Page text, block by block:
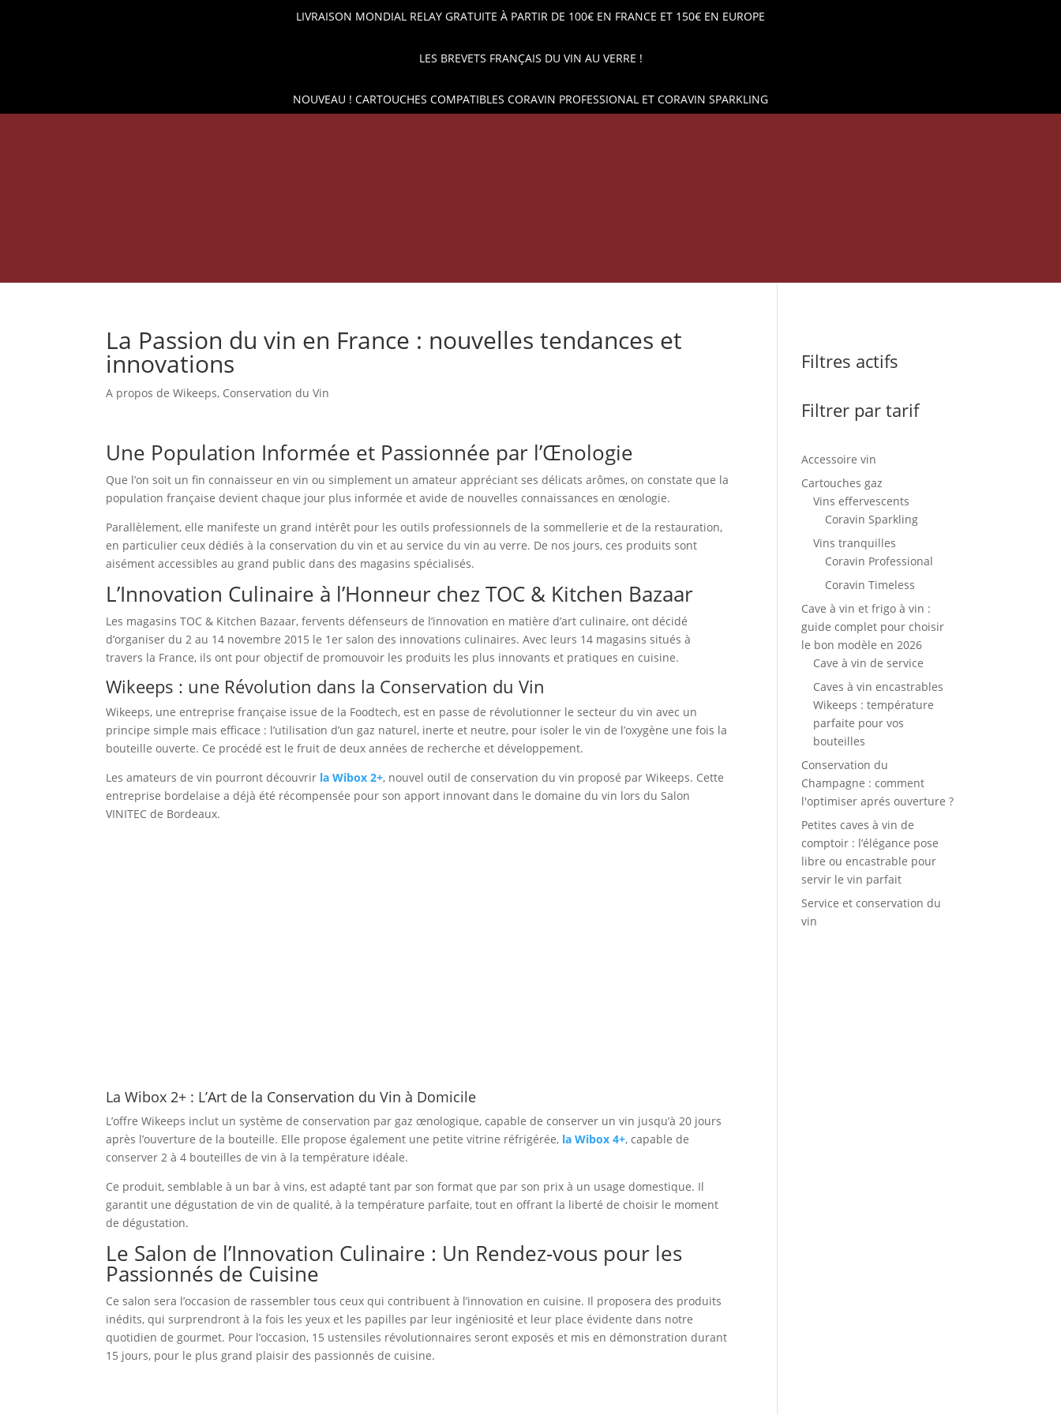
LIVRAISON MONDIAL RELAY GRATUITE À PARTIR DE 100€ EN FRANCE ET 150€ EN EUROPE
LES BREVETS FRANÇAIS DU VIN AU VERRE !
NOUVEAU ! CARTOUCHES COMPATIBLES CORAVIN PROFESSIONAL ET CORAVIN SPARKLING
La Passion du vin en France : nouvelles tendances et
innovations
A propos de Wikeeps, Conservation du Vin
Une Population Informée et Passionnée par l’Œnologie
Que l’on soit un fin connaisseur en vin ou simplement un amateur appréciant ses délicats arômes, on constate que la
population française devient chaque jour plus informée et avide de nouvelles connaissances en œnologie.
Parallèlement, elle manifeste un grand intérêt pour les outils professionnels de la sommellerie et de la restauration,
en particulier ceux dédiés à la conservation du vin et au service du vin au verre. De nos jours, ces produits sont
aisément accessibles au grand public dans des magasins spécialisés.
L’Innovation Culinaire à l’Honneur chez TOC & Kitchen Bazaar
Les magasins TOC & Kitchen Bazaar, fervents défenseurs de l’innovation en matière d’art culinaire, ont décidé
d’organiser du 2 au 14 novembre 2015 le 1er salon des innovations culinaires. Avec leurs 14 magasins situés à
travers la France, ils ont pour objectif de promouvoir les produits les plus innovants et pratiques en cuisine.
Wikeeps : une Révolution dans la Conservation du Vin
Wikeeps, une entreprise française issue de la Foodtech, est en passe de révolutionner le secteur du vin avec un
principe simple mais efficace : l’utilisation d’un gaz naturel, inerte et neutre, pour isoler le vin de l’oxygène une fois la
bouteille ouverte. Ce procédé est le fruit de deux années de recherche et développement.
Les amateurs de vin pourront découvrir la Wibox 2+, nouvel outil de conservation du vin proposé par Wikeeps. Cette
entreprise bordelaise a déjà été récompensée pour son apport innovant dans le domaine du vin lors du Salon
VINITEC de Bordeaux.
La Wibox 2+ : L’Art de la Conservation du Vin à Domicile
L’offre Wikeeps inclut un système de conservation par gaz œnologique, capable de conserver un vin jusqu’à 20 jours
après l’ouverture de la bouteille. Elle propose également une petite vitrine réfrigérée, la Wibox 4+, capable de
conserver 2 à 4 bouteilles de vin à la température idéale.
Ce produit, semblable à un bar à vins, est adapté tant par son format que par son prix à un usage domestique. Il
garantit une dégustation de vin de qualité, à la température parfaite, tout en offrant la liberté de choisir le moment
de dégustation.
Le Salon de l’Innovation Culinaire : Un Rendez-vous pour les
Passionnés de Cuisine
Ce salon sera l’occasion de rassembler tous ceux qui contribuent à l’innovation en cuisine. Il proposera des produits
inédits, qui surprendront à la fois les yeux et les papilles par leur ingéniosité et leur place évidente dans notre
quotidien de gourmet. Pour l’occasion, 15 ustensiles révolutionnaires seront exposés et mis en démonstration durant
15 jours, pour le plus grand plaisir des passionnés de cuisine.
Filtres actifs
Filtrer par tarif
Accessoire vin
Cartouches gaz
Vins effervescents
Coravin Sparkling
Vins tranquilles
Coravin Professional
Coravin Timeless
Cave à vin et frigo à vin :
guide complet pour choisir
le bon modèle en 2026
Cave à vin de service
Caves à vin encastrables
Wikeeps : température
parfaite pour vos
bouteilles
Conservation du
Champagne : comment
l'optimiser aprés ouverture ?
Petites caves à vin de
comptoir : l’élégance pose
libre ou encastrable pour
servir le vin parfait
Service et conservation du
vin